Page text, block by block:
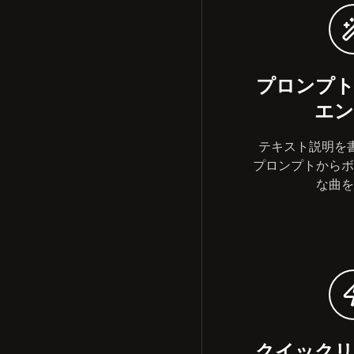
プロンプ
エ
テキスト説明を
プロンプトから
な曲